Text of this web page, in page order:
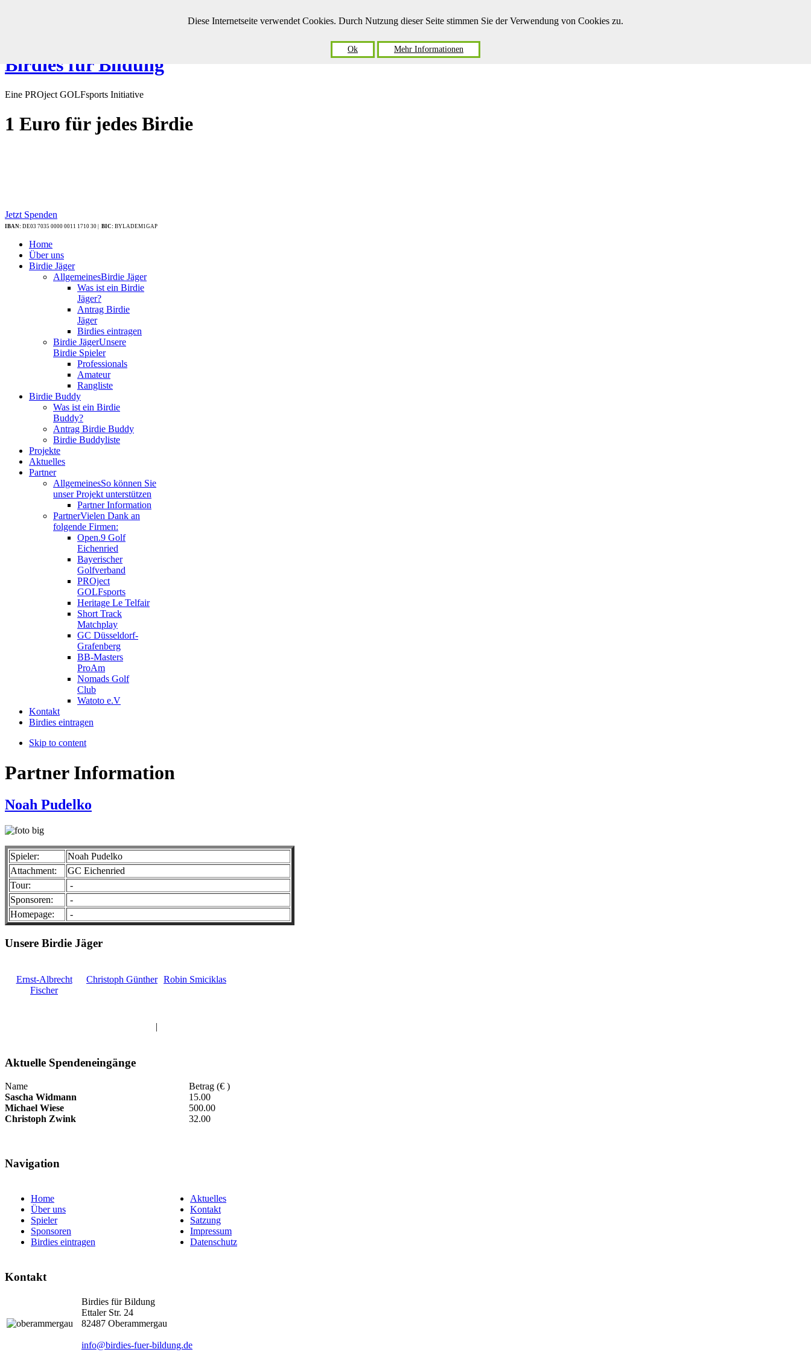
Birdies für Bildung
Eine PROject GOLFsports Initiative
1 Euro für jedes Birdie
Jetzt Spenden
IBAN: DE03 7035 0000 0011 1710 30 | BIC: BYLADEM1GAP
Home
Über uns
Birdie Jäger
AllgemeinesBirdie Jäger
Was ist ein Birdie
Jäger?
Antrag Birdie
Jäger
Birdies eintragen
Birdie JägerUnsere
Birdie Spieler
Professionals
Amateur
Rangliste
Birdie Buddy
Was ist ein Birdie
Buddy?
Antrag Birdie Buddy
Birdie Buddyliste
Projekte
Aktuelles
Partner
AllgemeinesSo können Sie
unser Projekt unterstützen
Partner Information
PartnerVielen Dank an
folgende Firmen:
Open.9 Golf
Eichenried
Bayerischer
Golfverband
PROject
GOLFsports
Heritage Le Telfair
Short Track
Matchplay
GC Düsseldorf-
Grafenberg
BB-Masters
ProAm
Nomads Golf
Club
Watoto e.V
Kontakt
Birdies eintragen
Skip to content
Partner Information
Noah Pudelko
Spieler:
Noah Pudelko
Attachment:
GC Eichenried
Tour:
-
Sponsoren:
-
Homepage:
-
Unsere Birdie Jäger
Ernst-Albrecht
Fischer
Christoph Günther Robin Smiciklas
|
Aktuelle Spendeneingänge
Name
Betrag (€ )
Sascha Widmann
15.00
Michael Wiese
500.00
Christoph Zwink
32.00
Navigation
Home
Über uns
Spieler
Sponsoren
Birdies eintragen
Aktuelles
Kontakt
Satzung
Impressum
Datenschutz
Kontakt
Birdies für Bildung
Ettaler Str. 24
82487 Oberammergau
info@birdies-fuer-bildung.de
Diese Internetseite verwendet Cookies. Durch Nutzung dieser Seite stimmen Sie der Verwendung von Cookies zu.
Ok Mehr Informationen